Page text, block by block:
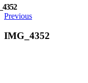
Previous
IMG_4352